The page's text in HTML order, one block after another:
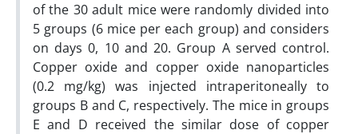
of the 30 adult mice were randomly divided into
5 groups (6 mice per each group) and considers
on days 0, 10 and 20. Group A served control.
Copper oxide and copper oxide nanoparticles
(0.2 mg/kg) was injected intraperitoneally to
groups B and C, respectively. The mice in groups
E and D received the similar dose of copper